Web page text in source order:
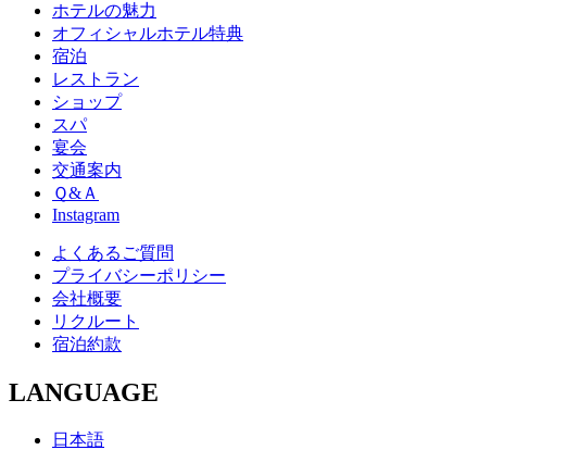
ホテルの魅力
オフィシャルホテル特典
宿泊
レストラン
ショップ
スパ
宴会
交通案内
Ｑ&Ａ
Instagram
よくあるご質問
プライバシーポリシー
会社概要
リクルート
宿泊約款
LANGUAGE
日本語